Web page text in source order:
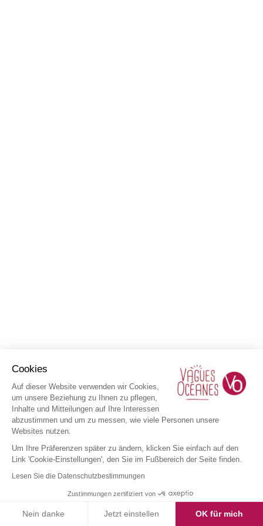
Cookies
Auf dieser Website verwenden wir Cookies,
um unsere Beziehung zu Ihnen zu pflegen,
Inhalte und Mitteilungen auf Ihre Interessen
abzustimmen und um zu messen, wie viele Personen unsere
Websites nutzen.
Um Ihre Präferenzen später zu ändern, klicken Sie einfach auf den
Link 'Cookie-Einstellungen', den Sie im Fußbereich der Seite finden.
Lesen Sie die Datenschutzbestimmungen
Zustimmungen zertifiziert von
Nein danke Jetzt einstellen OK für mich